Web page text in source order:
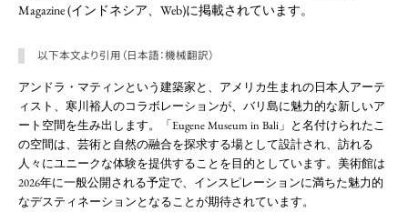
Magazine (インドネシア、Web)に掲載されています。
以下本文より引用（日本語：機械翻訳）
アンドラ・マティンという建築家と、アメリカ生まれの日本人アーテ
ィスト、寒川裕人のコラボレーションが、バリ島に魅力的な新しいア
ート空間を生み出します。「Eugene Museum in Bali」と名付けられたこ
の空間は、芸術と自然の融合を探求する場として設計され、訪れる
人々にユニークな体験を提供することを目的としています。美術館は
2026年に一般公開される予定で、インスピレーションに満ちた魅力的
なデスティネーションとなることが期待されています。